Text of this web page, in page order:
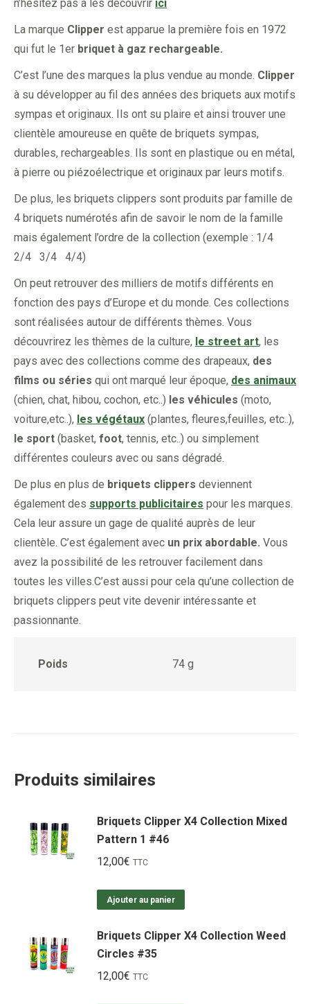
n’hésitez pas à les découvrir ici
La marque Clipper est apparue la première fois en 1972
qui fut le 1er briquet à gaz rechargeable.
C’est l’une des marques la plus vendue au monde. Clipper
à su développer au fil des années des briquets aux motifs
sympas et originaux. Ils ont su plaire et ainsi trouver une
clientèle amoureuse en quête de briquets sympas,
durables, rechargeables. Ils sont en plastique ou en métal,
à pierre ou piézoélectrique et originaux par leurs motifs.
De plus, les briquets clippers sont produits par famille de
4 briquets numérotés afin de savoir le nom de la famille
mais également l’ordre de la collection (exemple : 1/4
2/4 3/4 4/4)
On peut retrouver des milliers de motifs différents en
fonction des pays d’Europe et du monde. Ces collections
sont réalisées autour de différents thèmes. Vous
découvrirez les thèmes de la culture, le street art, les
pays avec des collections comme des drapeaux, des
films ou séries qui ont marqué leur époque, des animaux
(chien, chat, hibou, cochon, etc..) les véhicules (moto,
voiture,etc..), les végétaux (plantes, fleures,feuilles, etc..),
le sport (basket, foot, tennis, etc..) ou simplement
différentes couleurs avec ou sans dégradé.
De plus en plus de briquets clippers deviennent
également des supports publicitaires pour les marques.
Cela leur assure un gage de qualité auprès de leur
clientèle. C’est également avec un prix abordable. Vous
avez la possibilité de les retrouver facilement dans
toutes les villes.C’est aussi pour cela qu’une collection de
briquets clippers peut vite devenir intéressante et
passionnante.
Poids 74 g
Produits similaires
Briquets Clipper X4 Collection Mixed
Pattern 1 #46
12,00€ TTC
Ajouter au panier
Briquets Clipper X4 Collection Weed
Circles #35
12,00€ TTC